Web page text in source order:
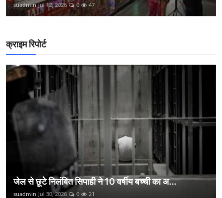
suadmin Jul 12, 2026 0 47
क्राइम रिपोर्ट
जेल से छूटे निलंबित सिपाही ने 10 वर्षीय बच्ची का अ...
suadmin Jul 30, 2026 0 21